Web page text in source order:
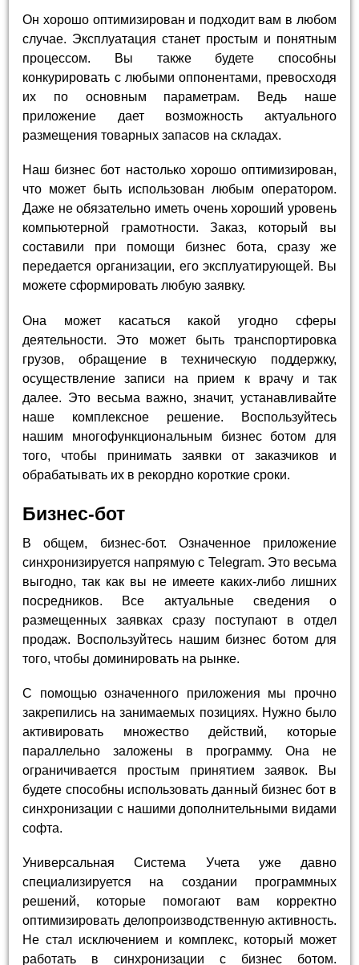
Он хорошо оптимизирован и подходит вам в любом
случае. Эксплуатация станет простым и понятным
процессом. Вы также будете способны
конкурировать с любыми оппонентами, превосходя
их по основным параметрам. Ведь наше
приложение дает возможность актуального
размещения товарных запасов на складах.
Наш бизнес бот настолько хорошо оптимизирован,
что может быть использован любым оператором.
Даже не обязательно иметь очень хороший уровень
компьютерной грамотности. Заказ, который вы
составили при помощи бизнес бота, сразу же
передается организации, его эксплуатирующей. Вы
можете сформировать любую заявку.
Она может касаться какой угодно сферы
деятельности. Это может быть транспортировка
грузов, обращение в техническую поддержку,
осуществление записи на прием к врачу и так
далее. Это весьма важно, значит, устанавливайте
наше комплексное решение. Воспользуйтесь
нашим многофункциональным бизнес ботом для
того, чтобы принимать заявки от заказчиков и
обрабатывать их в рекордно короткие сроки.
Бизнес-бот
В общем, бизнес-бот. Означенное приложение
синхронизируется напрямую с Telegram. Это весьма
выгодно, так как вы не имеете каких-либо лишних
посредников. Все актуальные сведения о
размещенных заявках сразу поступают в отдел
продаж. Воспользуйтесь нашим бизнес ботом для
того, чтобы доминировать на рынке.
С помощью означенного приложения мы прочно
закрепились на занимаемых позициях. Нужно было
активировать множество действий, которые
параллельно заложены в программу. Она не
ограничивается простым принятием заявок. Вы
будете способны использовать данный бизнес бот в
синхронизации с нашими дополнительными видами
софта.
Универсальная Система Учета уже давно
специализируется на создании программных
решений, которые помогают вам корректно
оптимизировать делопроизводственную активность.
Не стал исключением и комплекс, который может
работать в синхронизации с бизнес ботом.